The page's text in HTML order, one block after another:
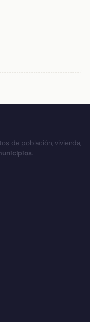
de población, vivienda,
.